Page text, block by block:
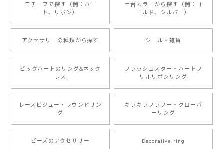
モチーフで探す（例：ハー
ト、リボン）
土台カラーから探す（例：ゴ
ールド、シルバー）
アクセサリーの種類から探す シール・雑貨
ビックハートのリング&ネック
レス
フラッシュスター・ハートフ
リルリボンリング
レースビジュー・ラウンドリン
グ
キラキラフラワー・クローバ
ーリング
ビーズのアクセサリー Decorative ring